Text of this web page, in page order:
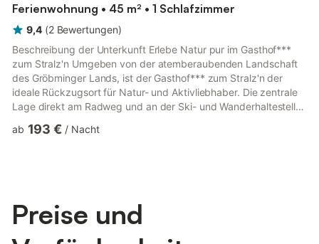
Ferienwohnung • 45 m² • 1 Schlafzimmer
9,4 (2 Bewertungen)
Beschreibung der Unterkunft Erlebe Natur pur im Gasthof***
zum Stralz'n Umgeben von der atemberaubenden Landschaft
des Gröbminger Lands, ist der Gasthof*** zum Stralz'n der
ideale Rückzugsort für Natur- und Aktivliebhaber. Die zentrale
Lage direkt am Radweg und an der Ski- und Wanderhaltestelle
vollen Zügen zu genießen. Tauchen Sie ein in die
ab 193 € / Nacht
Preise und